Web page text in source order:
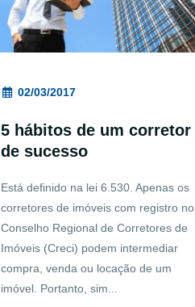
02/03/2017
5 hábitos de um corretor
de sucesso
Está definido na lei 6.530. Apenas os
corretores de imóveis com registro no
Conselho Regional de Corretores de
Imóveis (Creci) podem intermediar
compra, venda ou locação de um
imóvel. Portanto, sim...